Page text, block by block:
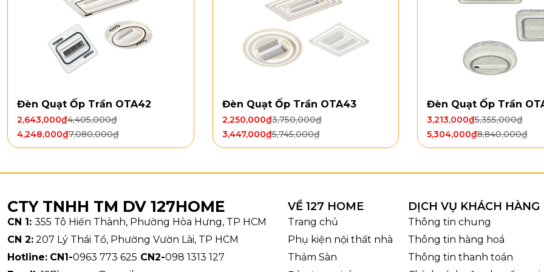
Đèn: LED 3 chế độ, 2W
Loại động cơ: Động cơ DC
Công suất: 35W
Kiểu dáng và chất liệu
mẽ nhưng vẫn ấm áp khi lắp đặt trên trần nhà. Phần thân quạt
trung tâm giúp tổng thể trở nên hiện đại, cân đối và dễ ứng dụng
phòng khách, phòng ngủ lớn, phòng ăn hoặc căn hộ sử dụng nội
Đèn Quạt Ốp Trần OTA42
4,405,000₫
2,643,000₫
7,080,000₫
4,248,000₫
Đèn Quạt Ốp Trần OTA43
3,750,000₫
2,250,000₫
5,745,000₫
3,447,000₫
Đèn Quạt Ốp Trần
5,355,000₫
3,213,000₫
8,840,000₫
5,304,000₫
CTY TNHH TM DV 127HOME
CN 1: 355 Tô Hiến Thành, Phường Hòa Hưng, TP HCM
CN 2: 207 Lý Thái Tổ, Phường Vườn Lài, TP HCM
Hotline: CN1-0963 773 625 CN2-098 1313 127
VỀ 127 HOME
Trang chủ
Phụ kiện nội thất nhà
Thảm Sàn
DỊCH VỤ KHÁCH HÀNG
Thông tin chung
Thông tin hàng hoá
Thông tin thanh toán